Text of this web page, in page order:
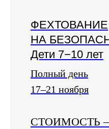
ФЕХТОВАНИЕ
НА
Дети 7−10 лет
Полный день
17–21 ноября
СТОИМОСТЬ